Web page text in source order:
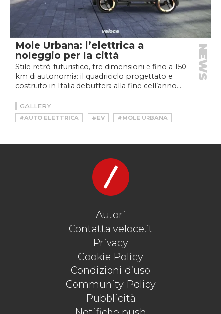
Mole Urbana: l’elettrica a
noleggio per la città
Stile retrò-futuristico, tre dimensioni e fino a 150
km di autonomia: il quadriciclo progettato e
costruito in Italia debutterà alla fine dell’anno...
NEWS
GALLERY
#AUTO ELETTRICA #EV
#MOLE URBANA
#QUADRICICLO
#UMBERTO PALERMO
Autori
Contatta veloce.it
Privacy
Cookie Policy
Condizioni d’uso
Community Policy
Pubblicità